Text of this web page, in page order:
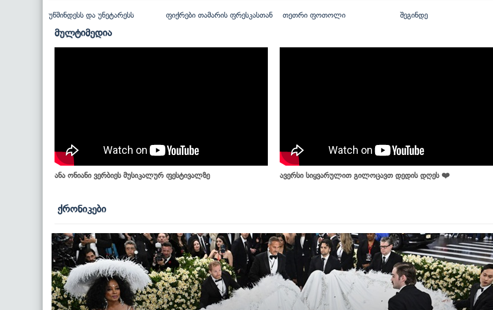
უწმინდესს და უნეტარესს ფიქრები თამარის ფრესკასთან თეთრი ფოთოლი შეგინდე
მულტიმედია
ანა ონიანი ვერბიეს მუსიკალურ ფესტივალზე ავერსი სიყვარულით გილოცავთ დედის დღეს ❤️
ქრონიკები